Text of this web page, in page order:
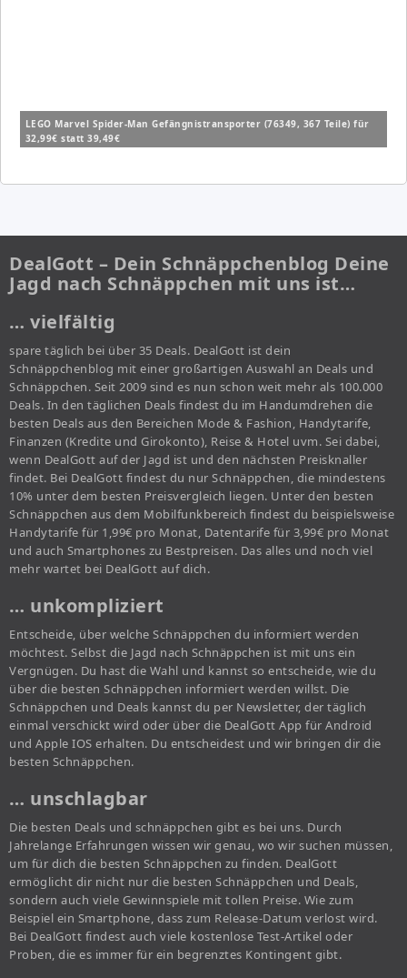
LEGO Marvel Spider-Man Gefängnistransporter (76349, 367 Teile) für
32,99€ statt 39,49€
DealGott – Dein Schnäppchenblog Deine
Jagd nach Schnäppchen mit uns ist…
… vielfältig
spare täglich bei über 35 Deals. DealGott ist dein
Schnäppchenblog mit einer großartigen Auswahl an Deals und
Schnäppchen. Seit 2009 sind es nun schon weit mehr als 100.000
Deals. In den täglichen Deals findest du im Handumdrehen die
besten Deals aus den Bereichen Mode & Fashion, Handytarife,
Finanzen (Kredite und Girokonto), Reise & Hotel uvm. Sei dabei,
wenn DealGott auf der Jagd ist und den nächsten Preisknaller
findet. Bei DealGott findest du nur Schnäppchen, die mindestens
10% unter dem besten Preisvergleich liegen. Unter den besten
Schnäppchen aus dem Mobilfunkbereich findest du beispielsweise
Handytarife für 1,99€ pro Monat, Datentarife für 3,99€ pro Monat
und auch Smartphones zu Bestpreisen. Das alles und noch viel
mehr wartet bei DealGott auf dich.
… unkompliziert
Entscheide, über welche Schnäppchen du informiert werden
möchtest. Selbst die Jagd nach Schnäppchen ist mit uns ein
Vergnügen. Du hast die Wahl und kannst so entscheide, wie du
über die besten Schnäppchen informiert werden willst. Die
Schnäppchen und Deals kannst du per Newsletter, der täglich
einmal verschickt wird oder über die DealGott App für Android
und Apple IOS erhalten. Du entscheidest und wir bringen dir die
besten Schnäppchen.
… unschlagbar
Die besten Deals und schnäppchen gibt es bei uns. Durch
Jahrelange Erfahrungen wissen wir genau, wo wir suchen müssen,
um für dich die besten Schnäppchen zu finden. DealGott
ermöglicht dir nicht nur die besten Schnäppchen und Deals,
sondern auch viele Gewinnspiele mit tollen Preise. Wie zum
Beispiel ein Smartphone, dass zum Release-Datum verlost wird.
Bei DealGott findest auch viele kostenlose Test-Artikel oder
Proben, die es immer für ein begrenztes Kontingent gibt.